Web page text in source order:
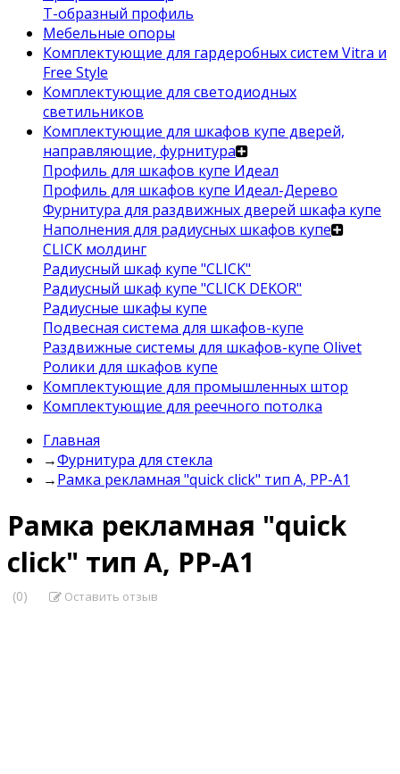
Т-образный профиль
Мебельные опоры
Комплектующие для гардеробных систем Vitra и
Free Style
Комплектующие для светодиодных
светильников
Комплектующие для шкафов купе дверей,
направляющие, фурнитура
Профиль для шкафов купе Идеал
Профиль для шкафов купе Идеал-Дерево
Фурнитура для раздвижных дверей шкафа купе
Наполнения для радиусных шкафов купе
CLICK молдинг
Радиусный шкаф купе "CLICK"
Радиусный шкаф купе "CLICK DEKOR"
Радиусные шкафы купе
Подвесная система для шкафов-купе
Раздвижные системы для шкафов-купе Olivet
Ролики для шкафов купе
Комплектующие для промышленных штор
Комплектующие для реечного потолка
Главная
→Фурнитура для стекла
→Рамка рекламная "quick click" тип А, РР-А1
Рамка рекламная "quick
click" тип А, РР-А1
(0) Оставить отзыв